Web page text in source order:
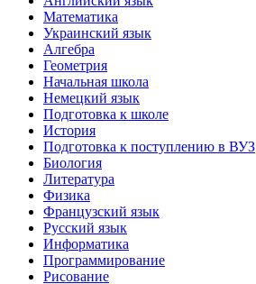
Математика
Украинский язык
Алгебра
Геометрия
Начальная школа
Немецкий язык
Подготовка к школе
История
Подготовка к поступлению в ВУЗ
Биология
Литература
Физика
Французский язык
Русский язык
Информатика
Программирование
Рисование